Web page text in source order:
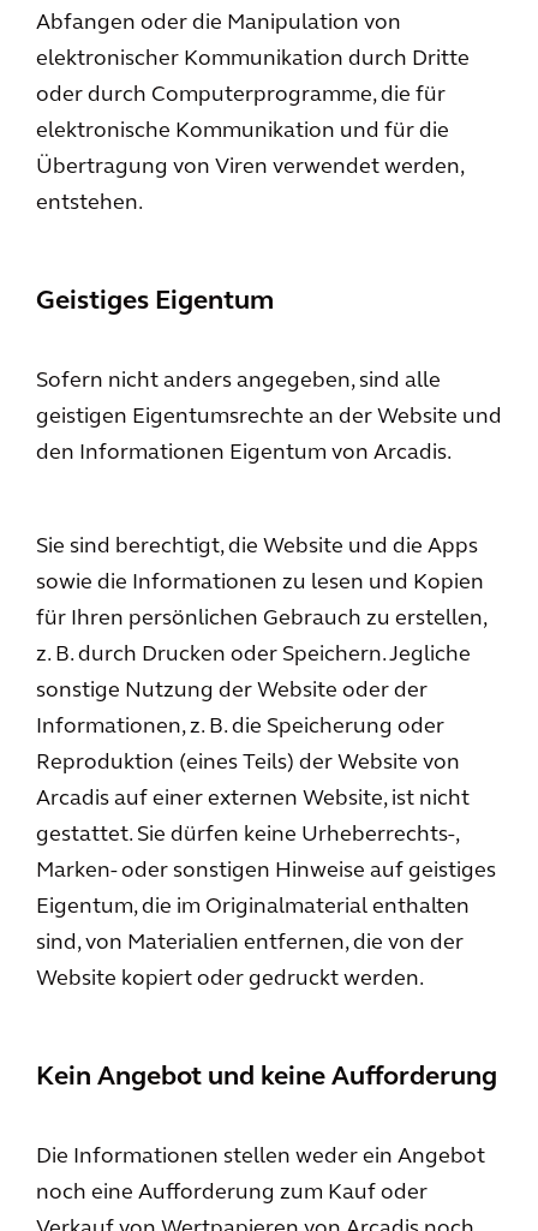
Abfangen oder die Manipulation von
elektronischer Kommunikation durch Dritte
oder durch Computerprogramme, die für
elektronische Kommunikation und für die
Übertragung von Viren verwendet werden,
entstehen.
Geistiges Eigentum
Sofern nicht anders angegeben, sind alle
geistigen Eigentumsrechte an der Website und
den Informationen Eigentum von Arcadis.
Sie sind berechtigt, die Website und die Apps
sowie die Informationen zu lesen und Kopien
für Ihren persönlichen Gebrauch zu erstellen,
z. B. durch Drucken oder Speichern. Jegliche
sonstige Nutzung der Website oder der
Informationen, z. B. die Speicherung oder
Reproduktion (eines Teils) der Website von
Arcadis auf einer externen Website, ist nicht
gestattet. Sie dürfen keine Urheberrechts-,
Marken- oder sonstigen Hinweise auf geistiges
Eigentum, die im Originalmaterial enthalten
sind, von Materialien entfernen, die von der
Website kopiert oder gedruckt werden.
Kein Angebot und keine Aufforderung
Die Informationen stellen weder ein Angebot
noch eine Aufforderung zum Kauf oder